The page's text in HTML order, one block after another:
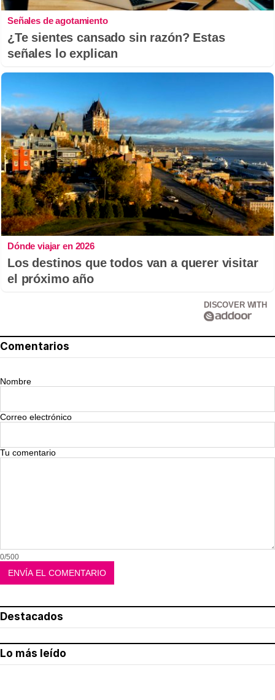
Señales de agotamiento
¿Te sientes cansado sin razón? Estas
señales lo explican
Dónde viajar en 2026
Los destinos que todos van a querer visitar
el próximo año
DISCOVER WITH
Comentarios
Nombre
Correo electrónico
Tu comentario
0/500
Destacados
Lo más leído